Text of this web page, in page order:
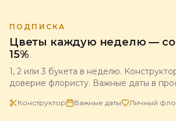
ПОДПИСКА
Цветы каждую неделю —
15%
1, 2 или 3 букета в неделю.
доверие флористу. Важные даты в
Конструктор Важные даты Личный